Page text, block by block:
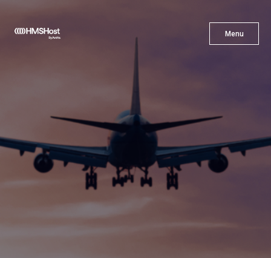
Menu
X
L'innovation
Devenez Notre Partenaire